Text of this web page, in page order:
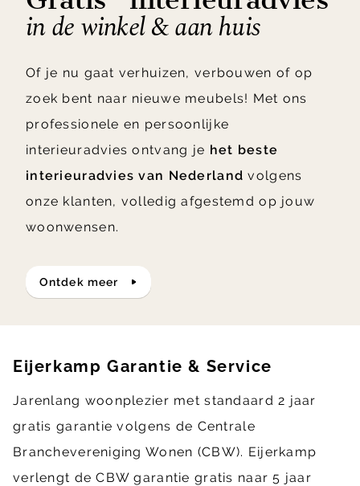
in de winkel & aan huis
Of je nu gaat verhuizen, verbouwen of op
zoek bent naar nieuwe meubels! Met ons
professionele en persoonlijke
interieuradvies ontvang je het beste
interieuradvies van Nederland volgens
onze klanten, volledig afgestemd op jouw
woonwensen.
ontdek meer
Eijerkamp Garantie & Service
Jarenlang woonplezier met standaard 2 jaar
gratis garantie volgens de Centrale
Branchevereniging Wonen (CBW). Eijerkamp
verlengt de CBW garantie gratis naar 5 jaar